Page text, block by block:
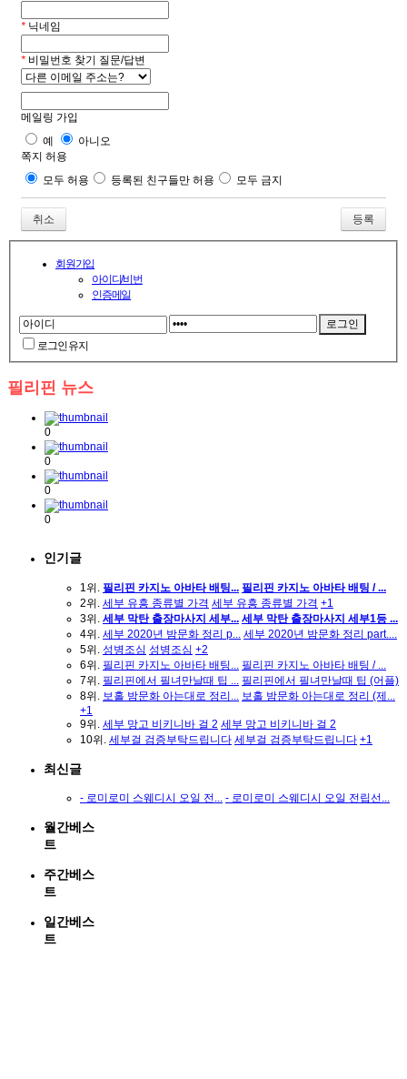
* 닉네임
* 비밀번호 찾기 질문/답변
메일링 가입
예
아니오
쪽지 허용
모두 허용
등록된 친구들만 허용 모두 금지
취소
회원가입
아이디/비번
인증메일
로그인 유지
필리핀 뉴스
0
0
0
0
인기글
1위. 필리핀 카지노 아바타 배팅... 필리핀 카지노 아바타 배팅 / ...
2위. 세부 유흥 종류별 가격 세부 유흥 종류별 가격 +1
3위. 세부 막탄 출장마사지 세부... 세부 막탄 출장마사지 세부1등 ...
4위. 세부 2020년 밤문화 정리 p...
세부 2020년 밤문화 정리 part....
5위. 성병조심 성병조심 +2
6위. 필리핀 카지노 아바타 배팅...
필리핀 카지노 아바타 배팅 / ...
7위. 필리핀에서 필녀만날때 팁 ...
필리핀에서 필녀만날때 팁 (어플)
8위.
보홀 밤문화 아는대로 정리...
보홀 밤문화 아는대로 정리 (제...
+1
9위. 세부 망고 비키니바 걸 2 세부 망고 비키니바 걸 2
10위. 세부걸 검증부탁드립니다 세부걸 검증부탁드립니다 +1
최신글
- 로미로미 스웨디시 오일 전...
- 로미로미 스웨디시 오일 전립선...
- 상큼, 깔끔한 굿마사지 (마...
- 상큼, 깔끔한 굿마사지 24...
- 골드 마사지 / 파사이, 말...
월간베스
트
주간베스
트
일간베스
트